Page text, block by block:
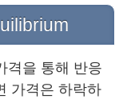
격을 통해 반응
가격은 하락하